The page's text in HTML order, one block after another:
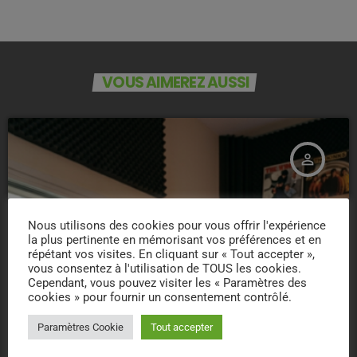
VOUS AIMEREZ AUSSI
person_outline
Nous utilisons des cookies pour vous offrir l'expérience
la plus pertinente en mémorisant vos préférences et en
répétant vos visites. En cliquant sur « Tout accepter »,
vous consentez à l'utilisation de TOUS les cookies.
Cependant, vous pouvez visiter les « Paramètres des
cookies » pour fournir un consentement contrôlé.
Paramètres Cookie Tout accepter